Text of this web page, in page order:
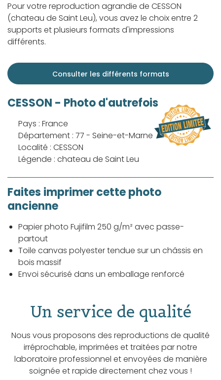
Pour votre reproduction agrandie de CESSON
(chateau de Saint Leu), vous avez le choix entre 2
supports et plusieurs formats d'impressions
différents.
Consulter les différents formats
CESSON - Photo d'autrefois
Pays : France
Département : 77 - Seine-et-Marne
Localité : CESSON
Légende : chateau de Saint Leu
Faites imprimer cette photo
ancienne
Papier photo Fujifilm 250 g/m² avec passe-
partout
Toile canvas polyester tendue sur un châssis en
bois massif
Envoi sécurisé dans un emballage renforcé
Un service de qualité
Nous vous proposons des reproductions de qualité
irréprochable, imprimées et traitées par notre
laboratoire professionnel et envoyées de manière
soignée et rapide directement chez vous !